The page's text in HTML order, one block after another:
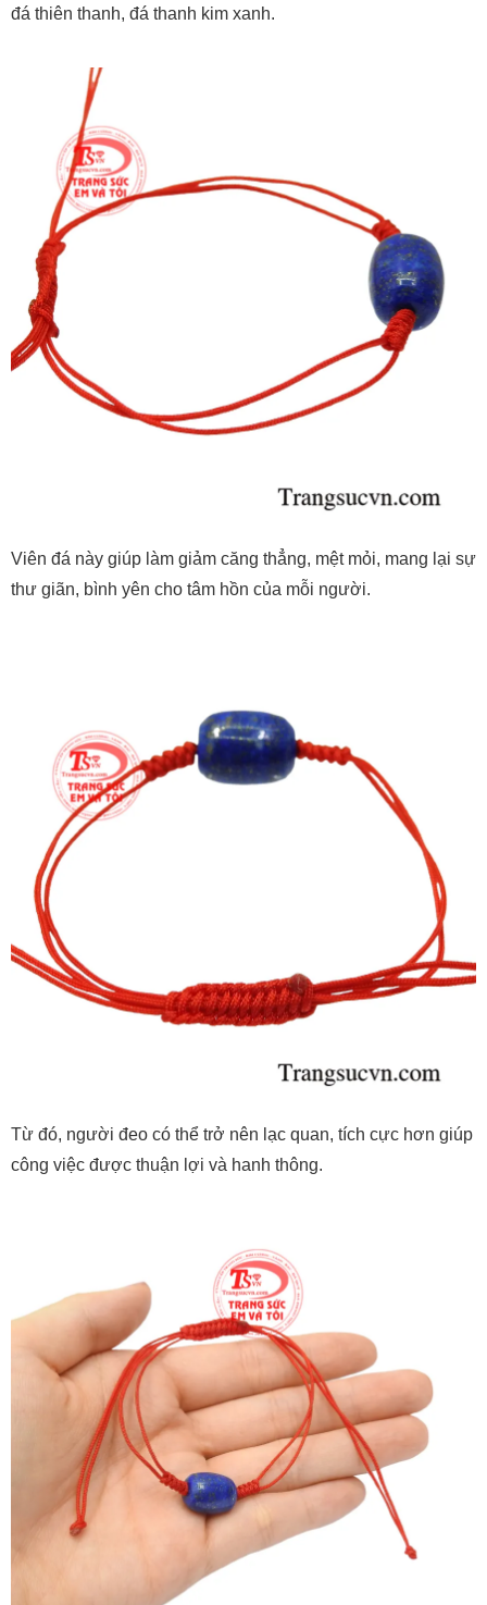
đá thiên thanh, đá thanh kim xanh.
Viên đá này giúp làm giảm căng thẳng, mệt mỏi, mang lại sự
thư giãn, bình yên cho tâm hồn của mỗi người.
Từ đó, người đeo có thể trở nên lạc quan, tích cực hơn giúp
công việc được thuận lợi và hanh thông.